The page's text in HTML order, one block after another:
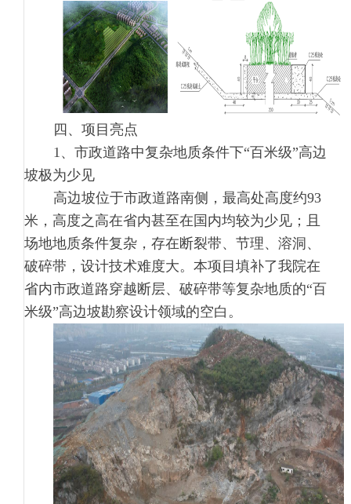
四、项目亮点
1、市政道路中复杂地质条件下“百米级”高边
坡极为少见
高边坡位于市政道路南侧，最高处高度约93
米，高度之高在省内甚至在国内均较为少见；且
场地地质条件复杂，存在断裂带、节理、溶洞、
破碎带，设计技术难度大。本项目填补了我院在
省内市政道路穿越断层、破碎带等复杂地质的“百
米级”高边坡勘察设计领域的空白。